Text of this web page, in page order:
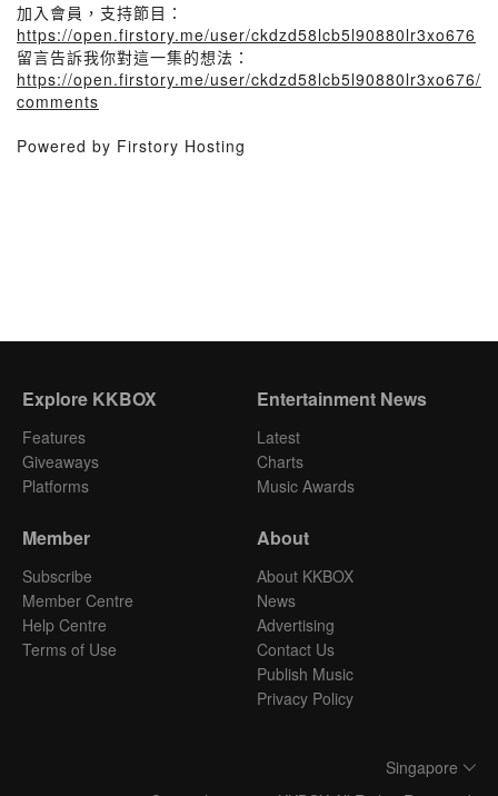
加入會員，支持節目：
https://open.firstory.me/user/ckdzd58lcb5l90880lr3xo676
留言告訴我你對這一集的想法：
https://open.firstory.me/user/ckdzd58lcb5l90880lr3xo676/
comments
Powered by Firstory Hosting
Explore KKBOX
Features
Giveaways
Platforms
Entertainment News
Latest
Charts
Music Awards
Member
Subscribe
Member Centre
Help Centre
Terms of Use
About
About KKBOX
News
Advertising
Contact Us
Publish Music
Privacy Policy
Singapore